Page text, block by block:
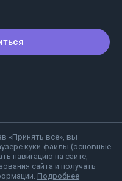
«Принять все», вы
куки-файлы (основные
навигацию на сайте,
сайта и получать
Подробнее